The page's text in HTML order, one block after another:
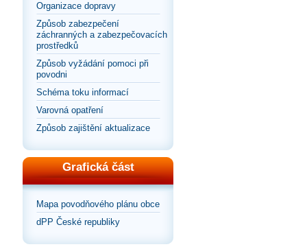
Organizace dopravy
Způsob zabezpečení
záchranných a zabezpečovacích
prostředků
Způsob vyžádání pomoci při
povodni
Schéma toku informací
Varovná opatření
Způsob zajištění aktualizace
Grafická část
Mapa povodňového plánu obce
dPP České republiky